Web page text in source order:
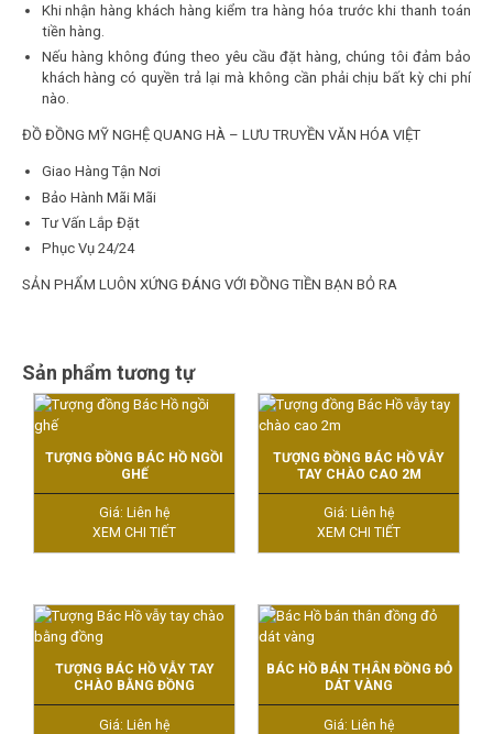
Khi nhận hàng khách hàng kiểm tra hàng hóa trước khi thanh toán
tiền hàng.
Nếu hàng không đúng theo yêu cầu đặt hàng, chúng tôi đảm bảo
khách hàng có quyền trả lại mà không cần phải chịu bất kỳ chi phí
nào.
ĐỒ ĐỒNG MỸ NGHỆ QUANG HÀ – LƯU TRUYỀN VĂN HÓA VIỆT
Giao Hàng Tận Nơi
Bảo Hành Mãi Mãi
Tư Vấn Lắp Đặt
Phục Vụ 24/24
SẢN PHẨM LUÔN XỨNG ĐÁNG VỚI ĐỒNG TIỀN BẠN BỎ RA
Sản phẩm tương tự
TƯỢNG ĐỒNG BÁC HỒ NGỒI
GHẾ
Giá: Liên hệ
XEM CHI TIẾT
TƯỢNG ĐỒNG BÁC HỒ VẪY
TAY CHÀO CAO 2M
Giá: Liên hệ
XEM CHI TIẾT
TƯỢNG BÁC HỒ VẪY TAY
CHÀO BẰNG ĐỒNG
Giá: Liên hệ
BÁC HỒ BÁN THÂN ĐỒNG ĐỎ
DÁT VÀNG
Giá: Liên hệ